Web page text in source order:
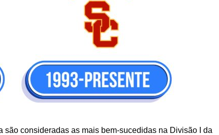
consideradas as mais bem-sucedidas na Divisão I da